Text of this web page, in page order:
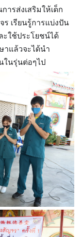
ารส่งเสริมให้เด็ก
ร เรียนรู้การแบ่งปัน
ะใช้ประโยชน์ได้
าแล้วจะได้นำ
ในรุ่นต่อๆไป